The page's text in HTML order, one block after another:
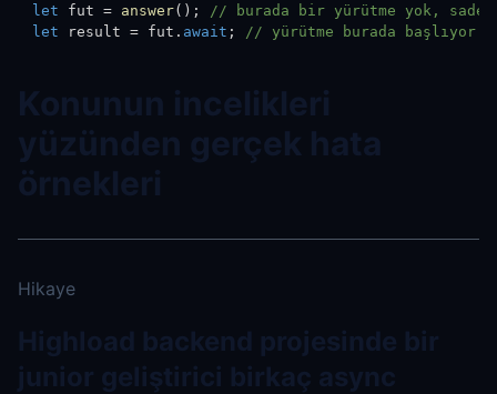
let fut = answer( ) ;
// burada bir yürütme yok,
let result = fut . await ; // yürütme burada başlıyor
Konunun incelikleri
yüzünden gerçek hata
örnekleri
Hikaye
Highload backend projesinde bir
junior geliştirici birkaç async